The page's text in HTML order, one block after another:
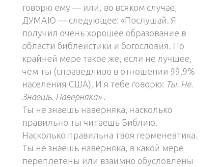
говорю ему — или, во всяком случае,
ДУМАЮ — следующее: «Послушай. Я
получил очень хорошее образование в
области библеистики и богословия. По
крайней мере такое же, если не лучшее,
чем ты (справедливо в отношении 99,9%
населения США). И я тебе говорю: Ты. Не.
Знаешь. Наверняка»
Ты не знаешь наверняка, насколько
правильно ты читаешь Библию.
Насколько правильна твоя герменевтика.
Ты не знаешь наверняка, в какой мере
переплетены или взаимно обусловлены